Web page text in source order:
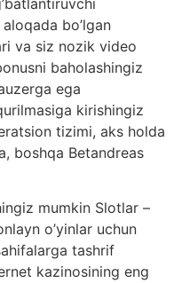
bo’lgan
va siz nozik video
baholashingiz
ega
kirishingiz
tizimi, aks holda
boshqa Betandreas
mumkin Slotlar –
o’yinlar uchun
tashrif
kazinosining eng